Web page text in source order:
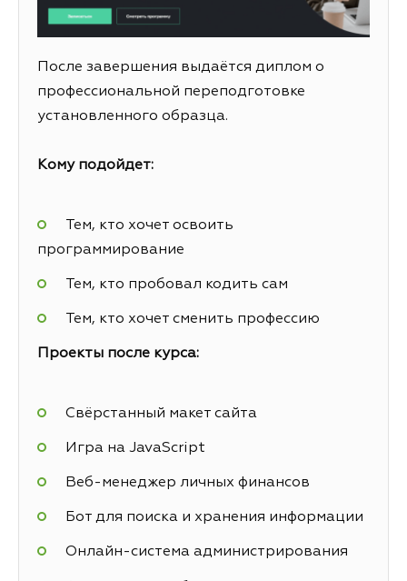
После завершения выдаётся диплом о
профессиональной переподготовке
установленного образца.
Кому подойдет:
Тем, кто хочет освоить
программирование
Тем, кто пробовал кодить сам
Тем, кто хочет сменить профессию
Проекты после курса:
Свёрстанный макет сайта
Игра на JavaScript
Веб-менеджер личных финансов
Бот для поиска и хранения информации
Онлайн-система администрирования